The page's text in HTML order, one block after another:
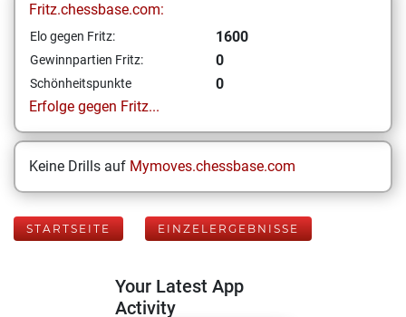
Fritz.chessbase.com:
Elo gegen Fritz: 1600
Gewinnpartien Fritz: 0
Schönheitspunkte
0
Erfolge gegen Fritz...
Keine Drills auf Mymoves.chessbase.com
STARTSEITE EINZELERGEBNISSE
Your Latest App
Activity